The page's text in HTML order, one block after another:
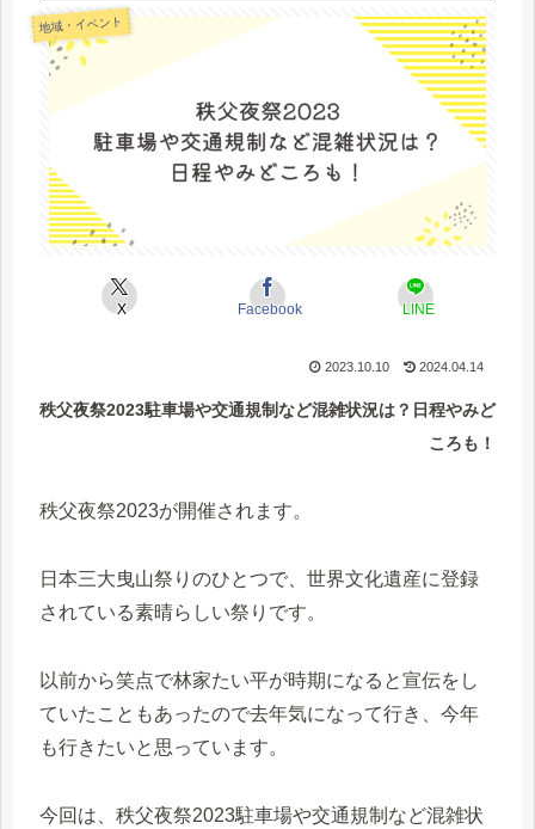
地域・イベント
X Facebook LINE
2023.10.10 2024.04.14
秩父夜祭2023駐車場や交通規制など混雑状況は？日程やみど
ころも！
秩父夜祭2023が開催されます。
日本三大曳山祭りのひとつで、世界文化遺産に登録
されている素晴らしい祭りです。
以前から笑点で林家たい平が時期になると宣伝をし
ていたこともあったので去年気になって行き、今年
も行きたいと思っています。
今回は、秩父夜祭2023駐車場や交通規制など混雑状